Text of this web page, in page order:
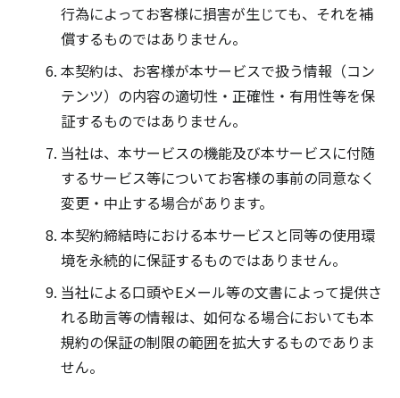
行為によってお客様に損害が生じても、それを補
償するものではありません。
本契約は、お客様が本サービスで扱う情報（コン
テンツ）の内容の適切性・正確性・有用性等を保
証するものではありません。
当社は、本サービスの機能及び本サービスに付随
するサービス等についてお客様の事前の同意なく
変更・中止する場合があります。
本契約締結時における本サービスと同等の使用環
境を永続的に保証するものではありません。
当社による口頭やEメール等の文書によって提供さ
れる助言等の情報は、如何なる場合においても本
規約の保証の制限の範囲を拡大するものでありま
せん。